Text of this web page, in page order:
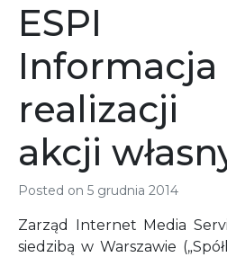
ESPI
akcji
Posted on 5 grudnia 2014
Zarząd Internet Media
siedzibą w Warszawie